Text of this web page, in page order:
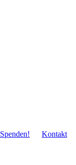
Spenden! Kontakt